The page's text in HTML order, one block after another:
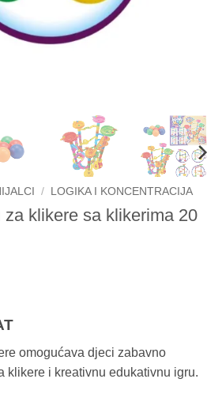
/ LOGIKA I KONCENTRACIJA
za klikere sa klikerima 20
omogućava djeci zabavno
klikere i kreativnu edukativnu igru.